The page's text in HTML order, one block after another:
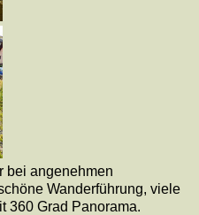
bei angenehmen
Wanderführung, viele
360 Grad Panorama.